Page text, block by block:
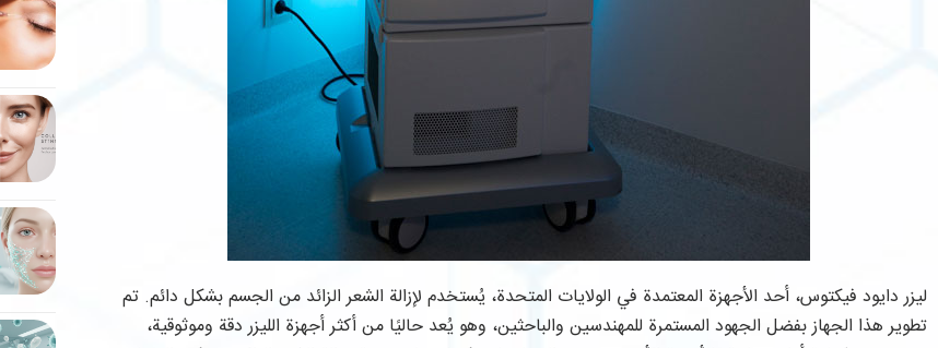
ليزر دايود فيكتوس، أحد الأجهزة المعتمدة في الولايات المتحدة، يُستخدم لإزالة الشعر الزائد من الجسم بشكل دائم. تم
تطوير هذا الجهاز بفضل الجهود المستمرة للمهندسين والباحثين، وهو يُعد حاليًا من أكثر أجهزة الليزر دقة وموثوقية،